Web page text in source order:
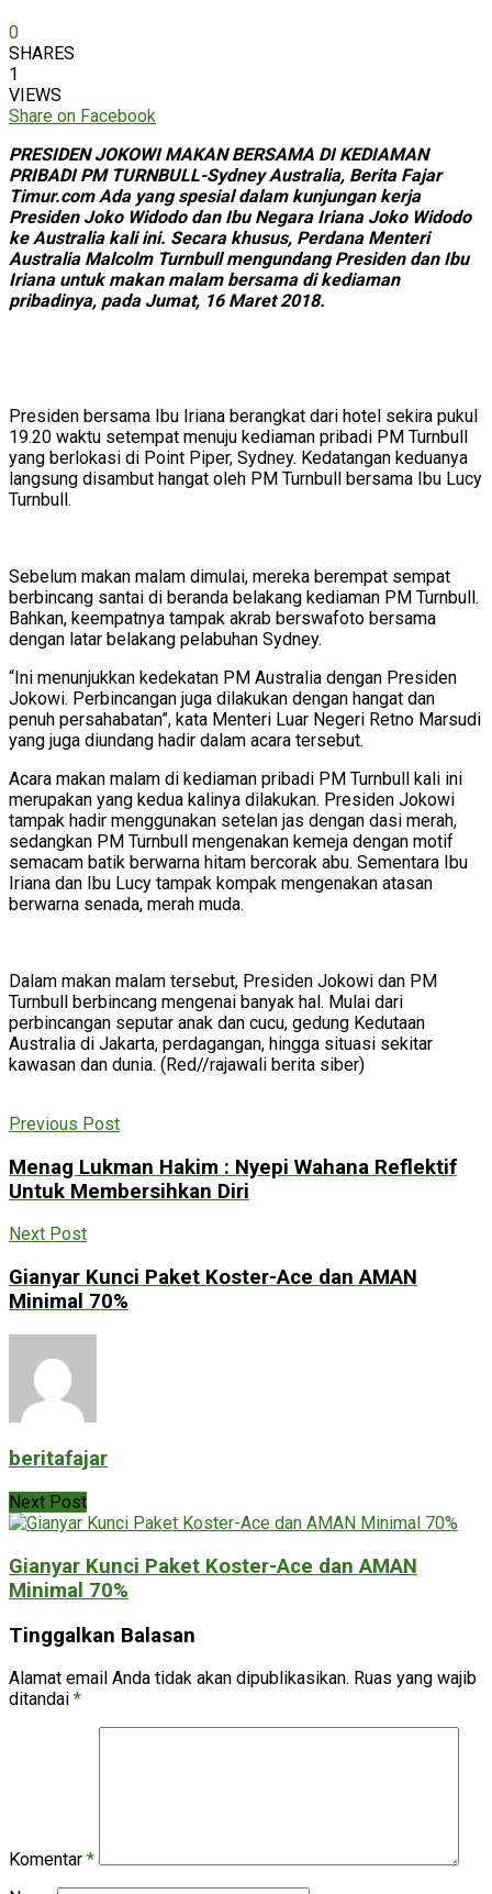
0
SHARES
1
VIEWS
Share on Facebook
PRESIDEN JOKOWI MAKAN BERSAMA DI KEDIAMAN
PRIBADI PM TURNBULL-Sydney Australia, Berita Fajar
Timur.com Ada yang spesial dalam kunjungan kerja
Presiden Joko Widodo dan Ibu Negara Iriana Joko Widodo
ke Australia kali ini. Secara khusus, Perdana Menteri
Australia Malcolm Turnbull mengundang Presiden dan Ibu
Iriana untuk makan malam bersama di kediaman
pribadinya, pada Jumat, 16 Maret 2018.
Presiden bersama Ibu Iriana berangkat dari hotel sekira pukul
19.20 waktu setempat menuju kediaman pribadi PM Turnbull
yang berlokasi di Point Piper, Sydney. Kedatangan keduanya
langsung disambut hangat oleh PM Turnbull bersama Ibu Lucy
Turnbull.
Sebelum makan malam dimulai, mereka berempat sempat
berbincang santai di beranda belakang kediaman PM Turnbull.
Bahkan, keempatnya tampak akrab berswafoto bersama
dengan latar belakang pelabuhan Sydney.
“Ini menunjukkan kedekatan PM Australia dengan Presiden
Jokowi. Perbincangan juga dilakukan dengan hangat dan
penuh persahabatan”, kata Menteri Luar Negeri Retno Marsudi
yang juga diundang hadir dalam acara tersebut.
Acara makan malam di kediaman pribadi PM Turnbull kali ini
merupakan yang kedua kalinya dilakukan. Presiden Jokowi
tampak hadir menggunakan setelan jas dengan dasi merah,
sedangkan PM Turnbull mengenakan kemeja dengan motif
semacam batik berwarna hitam bercorak abu. Sementara Ibu
Iriana dan Ibu Lucy tampak kompak mengenakan atasan
berwarna senada, merah muda.
Dalam makan malam tersebut, Presiden Jokowi dan PM
Turnbull berbincang mengenai banyak hal. Mulai dari
perbincangan seputar anak dan cucu, gedung Kedutaan
Australia di Jakarta, perdagangan, hingga situasi sekitar
kawasan dan dunia. (Red//rajawali berita siber)
Previous Post
Menag Lukman Hakim : Nyepi Wahana Reflektif
Untuk Membersihkan Diri
Next Post
Gianyar Kunci Paket Koster-Ace dan AMAN
Minimal 70%
beritafajar
Next Post
Gianyar Kunci Paket Koster-Ace dan AMAN
Minimal 70%
Tinggalkan Balasan
Alamat email Anda tidak akan dipublikasikan. Ruas yang wajib
ditandai *
Komentar *